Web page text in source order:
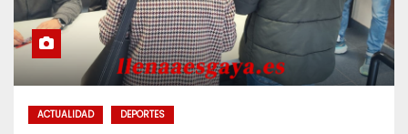
ACTUALIDAD DEPORTES